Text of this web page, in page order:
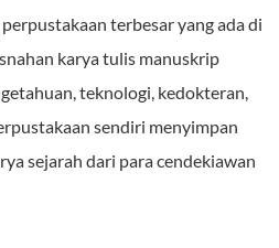
terbesar yang ada di
karya tulis manuskrip
teknologi, kedokteran,
sendiri menyimpan
sejarah dari para cendekiawan